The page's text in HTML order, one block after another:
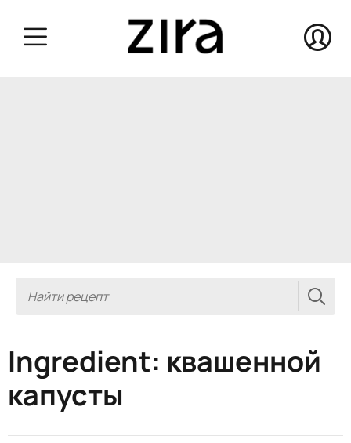
Ingredient: квашенной
капусты